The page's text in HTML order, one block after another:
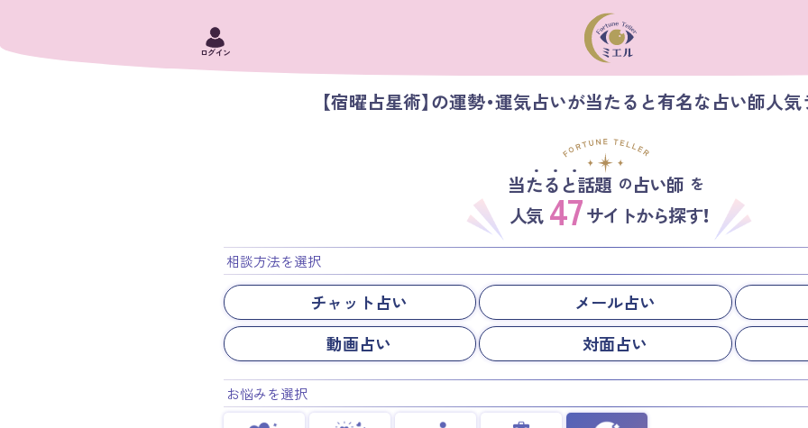
ログイン
【宿曜占星術】の運勢・運気占いが当たると有名な占い師人
当たると話題 の占い師 を
人気 47 サイトから探す！
相談方法を選択
チャット占い メール占い
動画占い
対面占い
お悩みを選択